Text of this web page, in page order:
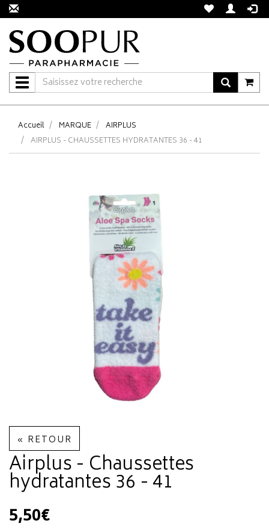
Navigation
Accueil MARQUE
AIRPLUS
AIRPLUS - CHAUSSETTES HYDRATANTES 36 - 41
« RETOUR
Airplus - Chaussettes
hydratantes 36 - 41
5,50€